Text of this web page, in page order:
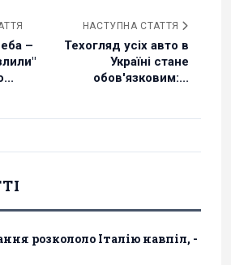
–
НАСТУПНА СТАТТЯ
Техогляд усіх авто в
Україні стане
обов'язковим:...
розкололо Італію навпіл, -